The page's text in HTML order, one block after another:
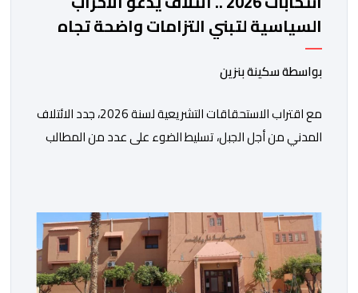
السياسية لتبني التزامات واضحة تجاه
المناطق الجبلية
بواسطة سكينة بنزين
مع اقتراب الاستحقاقات التشريعية لسنة 2026، جدد الائتلاف
المدني من أجل الجبل، تسليط الضوء على عدد من المطالب
ادراج 10 التزامات ضمن برامجها الانتخابية المنتظرة، في إطار
تعاقد سياسي مع المناطق الجبلية والانتقال من الوعود
الانتخابية إلى التزامات عملية […]